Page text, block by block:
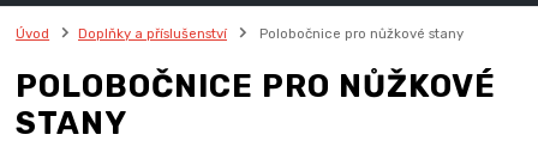
Úvod Doplňky a příslušenství Polobočnice pro nůžkové stany
POLOBOČNICE PRO NŮŽKOVÉ
STANY